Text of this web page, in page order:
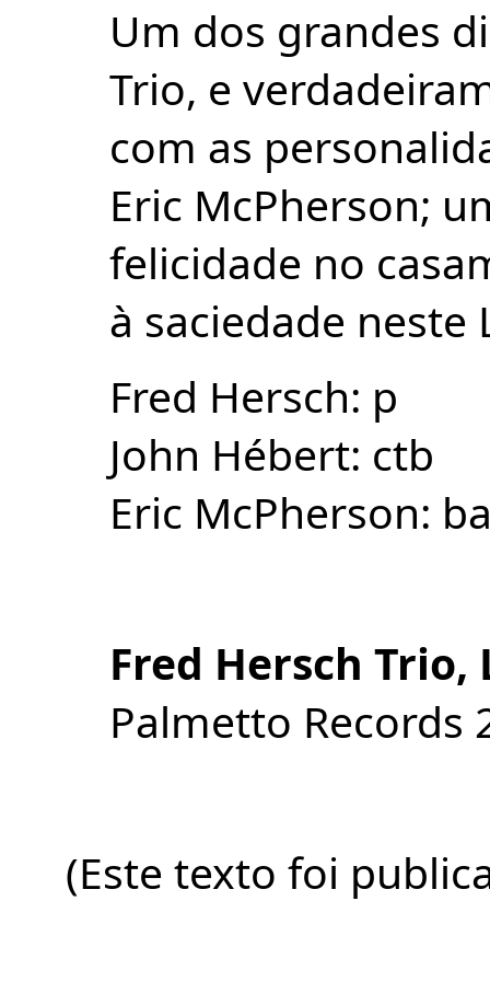
Um dos grandes
Trio, e
com as
Eric McPherson;
felicidade no
à saciedade neste
Fred Hersch: p
John Hébert: ctb
Eric McPherson:
Fred Hersch Trio,
Palmetto Records
(Este texto foi